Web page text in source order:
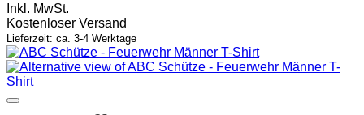
Inkl. MwSt.
Kostenloser Versand
Lieferzeit: ca. 3-4 Werktage